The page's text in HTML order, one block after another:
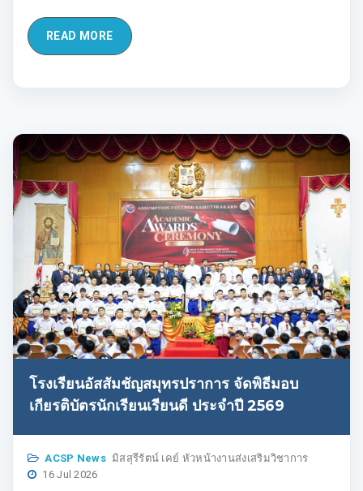
READ MORE
โรงเรียนอัสสัมชัญสมุทรปราการ จัดพิธีมอบ
เกียรติบัตรนักเรียนเรียนดี ประจำปี 2569
ACSP News มิสสุรีรัตน์ เคย์ หัวหน้างานส่งเสริมวิชาการ
16 Jul 2026